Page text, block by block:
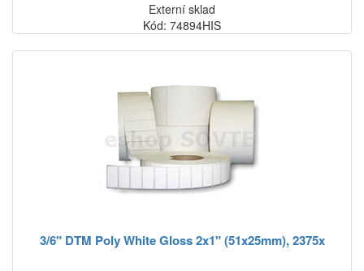
Externí sklad
Kód: 74894HIS
3/6" DTM Poly White Gloss 2x1" (51x25mm), 2375x